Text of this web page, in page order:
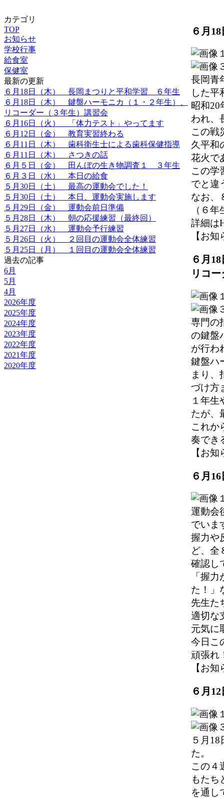
カテゴリ
TOP
お知らせ
学校行事
給食室
保健室
最新の更新
６月18日（木） 長岡まつりと平和学習 ６年生
６月18日（木） 鍵盤ハーモニカ（１・２年生）、
リコーダー（３年生）講習会
６月16日（火） 「体力テスト」やってます
６月12日（金） 教育実習終わる
６月11日（木） 歯科衛生士による歯科保健指導
６月11日（木） さつきの話
６月５日（金） 田んぼの生き物調査１ ３年生
６月３日（水） 本日の給食
５月30日（土） 最高の運動会でした！
５月30日（土） 本日、運動会実施します
５月29日（金） 運動会前日準備
５月28日（木） 朝の応援練習（最終回）
５月27日（水） 運動会予行練習
５月26日（火） ２回目の運動会全体練習
５月25日（月） １回目の運動会全体練習
過去の記事
6月
5月
4月
2026年度
2025年度
2024年度
2023年度
2022年度
2021年度
2020年度
６月
長岡青
した平
昭和20
われ、
この戦
久平和
花火で
この学
でと違
なお、
（６
詳細は
【お
６月
リコ
専門の
の鍵盤
が行わ
鍵盤ハ
まり、
づけ方
１年
たが、
これか
奏でき
【お
６月
運動会
でいま
握力や
ど、全
確認し
「握
た！」
先生た
適切な
元気に
今日こ
頑張
【お
６月
５月
た。
この４
もたち
を通し